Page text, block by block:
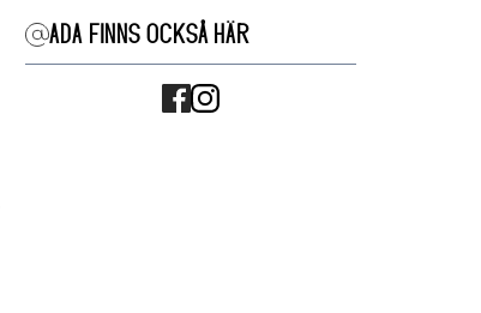
ADA FINNS OCKSÅ HÄR